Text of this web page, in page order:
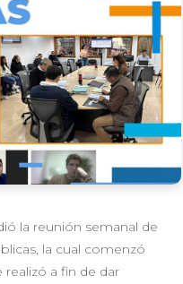
la reunión semanal de
la cual comenzó
realizó a fin de dar